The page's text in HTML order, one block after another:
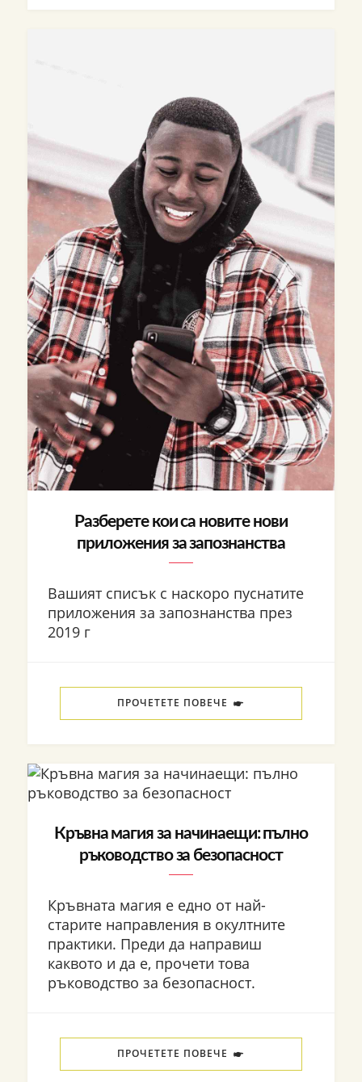
Разберете кои са новите нови
приложения за запознанства
Вашият списък с наскоро пуснатите
приложения за запознанства през
2019 г
ПРОЧЕТЕТЕ ПОВЕЧЕ
Кръвна магия за начинаещи: пълно
ръководство за безопасност
Кръвната магия е едно от най-
старите направления в окултните
практики. Преди да направиш
каквото и да е, прочети това
ръководство за безопасност.
ПРОЧЕТЕТЕ ПОВЕЧЕ